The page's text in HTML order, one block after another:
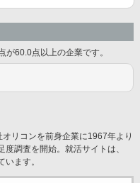
60.0点以上の企業です。
リコンを前身企業に1967年より
調査を開始。就活サイトは、
ます。